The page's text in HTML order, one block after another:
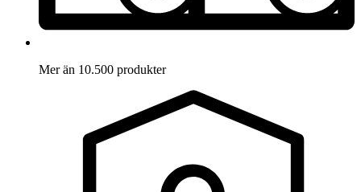
Mer än 10.500 produkter